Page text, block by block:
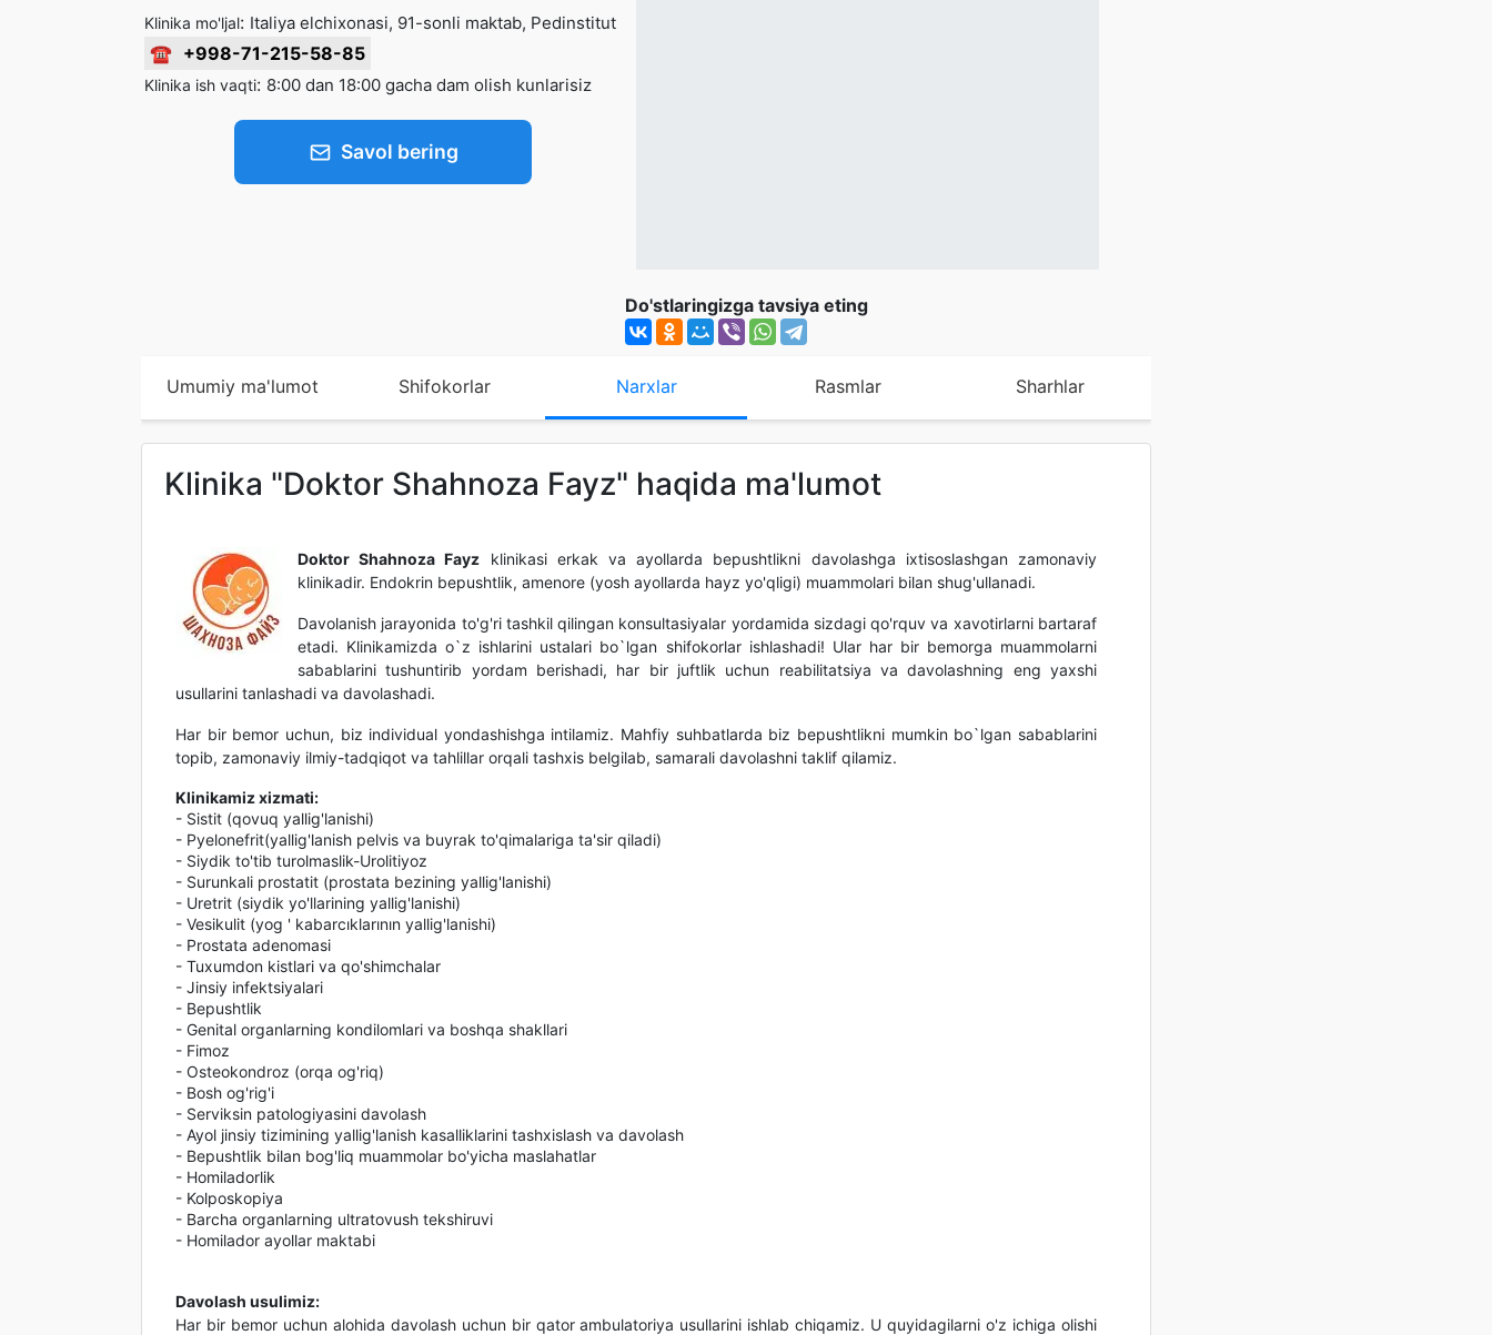
Klinika mo'ljal: Italiya elchixonasi, 91-sonli maktab, Pedinstitut
☎ +998-71-215-58-85
Klinika ish vaqti: 8:00 dan 18:00 gacha dam olish kunlarisiz
Savol bering
Do'stlaringizga tavsiya eting
Umumiy ma'lumot Shifokorlar Narxlar Rasmlar Sharhlar
Klinika "Doktor Shahnoza Fayz" haqida ma'lumot
Doktor Shahnoza Fayz klinikasi erkak va ayollarda bepushtlikni davolashga ixtisoslashgan zamonaviy
klinikadir. Endokrin bepushtlik, amenore (yosh ayollarda hayz yo'qligi) muammolari bilan shug'ullanadi.
Davolanish jarayonida to'g'ri tashkil qilingan konsultasiyalar yordamida sizdagi qo'rquv va xavotirlarni bartaraf
etadi. Klinikamizda o`z ishlarini ustalari bo`lgan shifokorlar ishlashadi! Ular har bir bemorga muammolarni
sabablarini tushuntirib yordam berishadi, har bir juftlik uchun reabilitatsiya va davolashning eng yaxshi
usullarini tanlashadi va davolashadi.
Har bir bemor uchun, biz individual yondashishga intilamiz. Mahfiy suhbatlarda biz bepushtlikni mumkin bo`lgan sabablarini
topib, zamonaviy ilmiy-tadqiqot va tahlillar orqali tashxis belgilab, samarali davolashni taklif qilamiz.
Klinikamiz xizmati:
- Sistit (qovuq yallig'lanishi)
- Pyelonefrit(yallig'lanish pelvis va buyrak to'qimalariga ta'sir qiladi)
- Siydik to'tib turolmaslik-Urolitiyoz
- Surunkali prostatit (prostata bezining yallig'lanishi)
- Uretrit (siydik yo'llarining yallig'lanishi)
- Vesikulit (yog ' kabarcıklarının yallig'lanishi)
- Prostata adenomasi
- Tuxumdon kistlari va qo'shimchalar
- Jinsiy infektsiyalari
- Bepushtlik
- Genital organlarning kondilomlari va boshqa shakllari
- Fimoz
- Osteokondroz (orqa og'riq)
- Bosh og'rig'i
- Serviksin patologiyasini davolash
- Ayol jinsiy tizimining yallig'lanish kasalliklarini tashxislash va davolash
- Bepushtlik bilan bog'liq muammolar bo'yicha maslahatlar
- Homiladorlik
- Kolposkopiya
- Barcha organlarning ultratovush tekshiruvi
- Homilador ayollar maktabi
Davolash usulimiz:
Har bir bemor uchun alohida davolash uchun bir qator ambulatoriya usullarini ishlab chiqamiz. U quyidagilarni o'z ichiga olishi